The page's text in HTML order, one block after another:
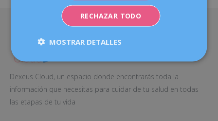
Dexeus Cloud, un espacio donde encontrarás toda la
información que necesitas para cuidar de tu salud en todas
las etapas de tu vida
RECHAZAR TODO
MOSTRAR DETALLES